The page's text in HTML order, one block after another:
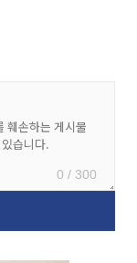
0 / 300